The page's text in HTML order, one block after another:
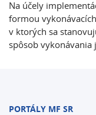
Na účely
formou
v ktorých sa
spôsob vykonávania
PORTÁLY MF SR